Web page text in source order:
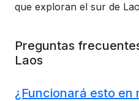
que exploran el sur de
Preguntas
Laos
¿Funcionará esto en